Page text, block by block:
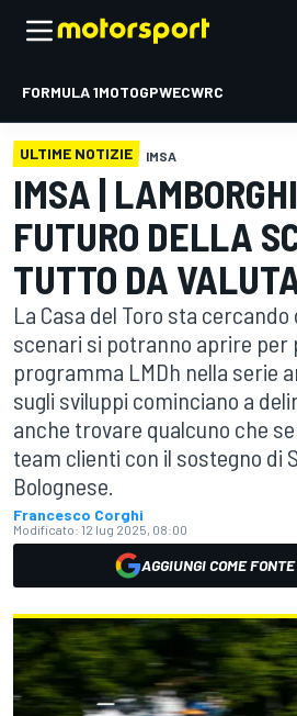
FORMULA 1MOTOGPWECWRC
ULTIME NOTIZIE IMSA
IMSA |
FUTURO DELLA
TUTTO DA
La Casa del Toro sta
scenari si potranno aprire per
programma LMDh nella serie
sugli sviluppi cominciano a
anche trovare qualcuno che
team clienti con il sostegno di
Bolognese.
Francesco Corghi
Modificato: 12 lug 2025, 08:00
AGGIUNGI COME